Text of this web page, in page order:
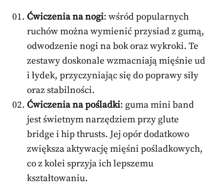
Ćwiczenia na nogi: wśród popularnych
ruchów można wymienić przysiad z gumą,
odwodzenie nogi na bok oraz wykroki. Te
zestawy doskonale wzmacniają mięśnie ud
i łydek, przyczyniając się do poprawy siły
oraz stabilności.
Ćwiczenia na pośladki: guma mini band
jest świetnym narzędziem przy glute
bridge i hip thrusts. Jej opór dodatkowo
zwiększa aktywację mięśni pośladkowych,
co z kolei sprzyja ich lepszemu
kształtowaniu.